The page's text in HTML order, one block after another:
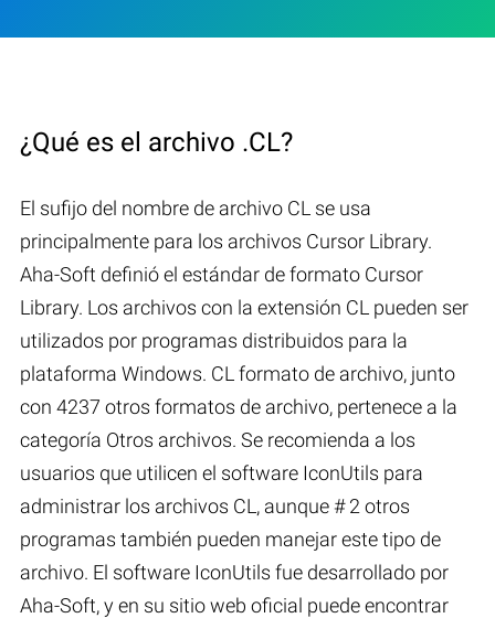
¿Qué es el archivo .CL?
El sufijo del nombre de archivo CL se usa
principalmente para los archivos Cursor Library.
Aha-Soft definió el estándar de formato Cursor
Library. Los archivos con la extensión CL pueden ser
utilizados por programas distribuidos para la
plataforma Windows. CL formato de archivo, junto
con 4237 otros formatos de archivo, pertenece a la
categoría Otros archivos. Se recomienda a los
usuarios que utilicen el software IconUtils para
administrar los archivos CL, aunque # 2 otros
programas también pueden manejar este tipo de
archivo. El software IconUtils fue desarrollado por
Aha-Soft, y en su sitio web oficial puede encontrar